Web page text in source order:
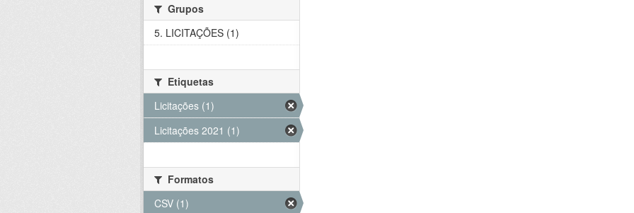
Grupos
5. LICITAÇÕES (1)
Etiquetas
Licitações (1)
Licitações 2021 (1)
Formatos
CSV (1)